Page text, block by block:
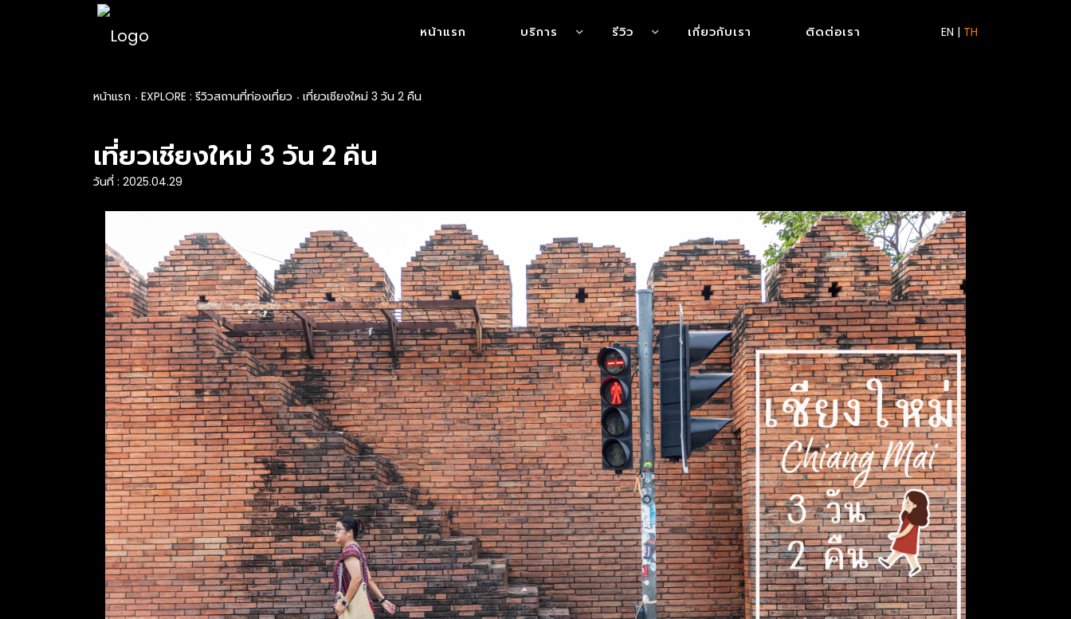
EN | TH
หน้าแรก บริการ รีวิว เกี่ยวกับเรา ติดต่อเรา
หน้าแรก EXPLORE : รีวิวสถานที่ท่องเที่ยว เที่ยวเชียงใหม่ 3 วัน 2 คืน
เที่ยวเชียงใหม่ 3 วัน 2 คืน
วันที่ : 2025.04.29